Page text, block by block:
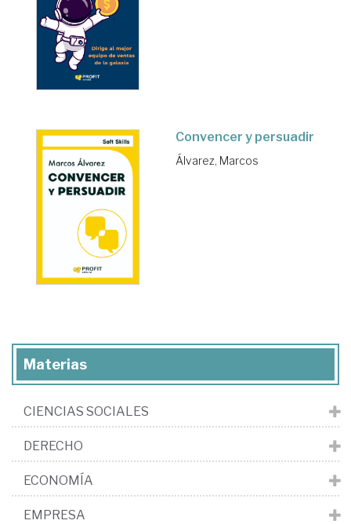
Convencer y persuadir
Álvarez, Marcos
Materias
CIENCIAS SOCIALES
DERECHO
ECONOMÍA
EMPRESA